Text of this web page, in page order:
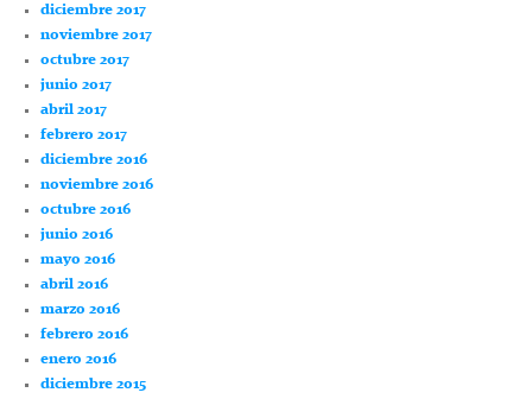
diciembre 2017
noviembre 2017
octubre 2017
junio 2017
abril 2017
febrero 2017
diciembre 2016
noviembre 2016
octubre 2016
junio 2016
mayo 2016
abril 2016
marzo 2016
febrero 2016
enero 2016
diciembre 2015